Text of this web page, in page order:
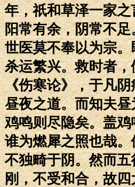
年，祇和草泽一家
阳常有余，阴常不
世医莫不奉以为宗
杀运繁兴。救时者
《伤寒论》，于凡
昼夜之道。而知夫
鸡鸣则尽隐矣。盖
谁为燃犀之照也哉
不独畸于阴。然而
刚，不受和合，故